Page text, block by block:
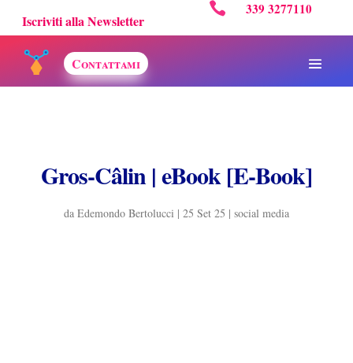
Contattami
Iscriviti alla Newsletter
 339 3277110
Gros-Câlin | eBook [E-Book]
da Edemondo Bertolucci | 25 Set 25 | social media